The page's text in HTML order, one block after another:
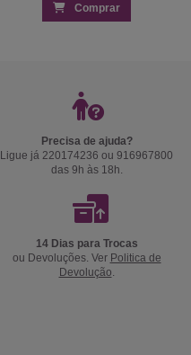
Comprar
Precisa de ajuda?
Ligue já 220174236 ou 916967800
das 9h às 18h.
14 Dias para Trocas
ou Devoluções. Ver Politica de
Devolução.